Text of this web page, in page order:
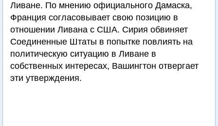
Ливане. По мнению официального Дамаска,
Франция согласовывает свою позицию в
отношении Ливана с США. Сирия обвиняет
Соединенные Штаты в попытке повлиять на
политическую ситуацию в Ливане в
собственных интересах, Вашингтон отвергает
эти утверждения.